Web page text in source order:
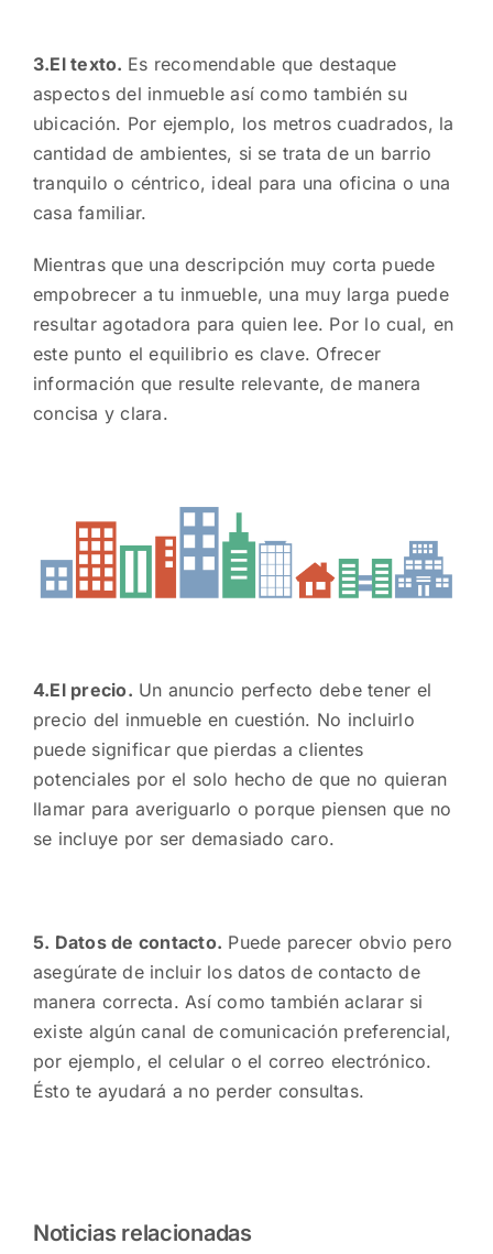
3.El texto. Es recomendable que destaque
aspectos del inmueble así como también su
ubicación. Por ejemplo, los metros cuadrados, la
cantidad de ambientes, si se trata de un barrio
tranquilo o céntrico, ideal para una oficina o una
casa familiar.
Mientras que una descripción muy corta puede
empobrecer a tu inmueble, una muy larga puede
resultar agotadora para quien lee. Por lo cual, en
este punto el equilibrio es clave. Ofrecer
información que resulte relevante, de manera
concisa y clara.
4.El precio. Un anuncio perfecto debe tener el
precio del inmueble en cuestión. No incluirlo
puede significar que pierdas a clientes
potenciales por el solo hecho de que no quieran
llamar para averiguarlo o porque piensen que no
se incluye por ser demasiado caro.
5. Datos de contacto. Puede parecer obvio pero
asegúrate de incluir los datos de contacto de
manera correcta. Así como también aclarar si
existe algún canal de comunicación preferencial,
por ejemplo, el celular o el correo electrónico.
Ésto te ayudará a no perder consultas.
Noticias relacionadas